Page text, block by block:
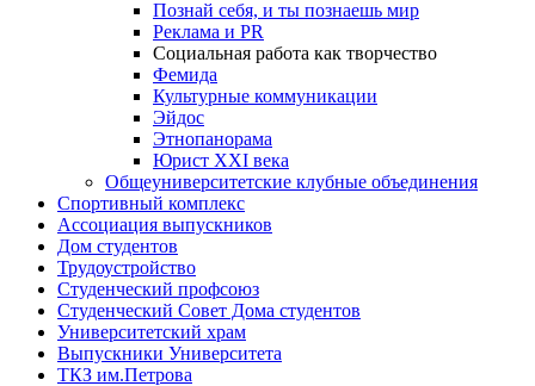
Познай себя, и ты познаешь мир
Реклама и PR
Социальная работа как творчество
Фемида
Культурные коммуникации
Эйдос
Этнопанорама
Юрист XXI века
Общеуниверситетские клубные объединения
Спортивный комплекс
Ассоциация выпускников
Дом студентов
Трудоустройство
Студенческий профсоюз
Студенческий Совет Дома студентов
Университетский храм
Выпускники Университета
ТКЗ им.Петрова